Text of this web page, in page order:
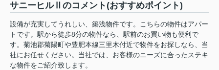
サニーヒルⅡのコメント(おすすめポイント)
設備が充実してうれしい、築浅物件です。こちらの物件はアパー
トです。駅から徒歩8分の物件なら、駅前のお買い物も便利で
す。菊池郡菊陽町や豊肥本線三里木付近で物件をお探しなら、当
社にお任せください。当社では、お客様のニーズに合ったステキ
な物件をご紹介致します。